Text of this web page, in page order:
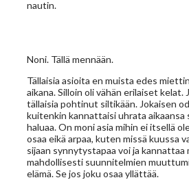
nautin.
Noni. Tällä mennään.
Tällaisia asioita en muista edes
aikana. Silloin oli vähän erilaiset kelat.
tällaisia pohtinut siltikään. Jokaisen
kuitenkin kannattaisi uhrata aikaansa
haluaa. On moni asia mihin ei itsellä
osaa eikä arpaa, kuten missä kuussa
sijaan synnytystapaa voi ja kannattaa
mahdollisesti suunnitelmien
elämä. Se jos joku osaa yllättää.